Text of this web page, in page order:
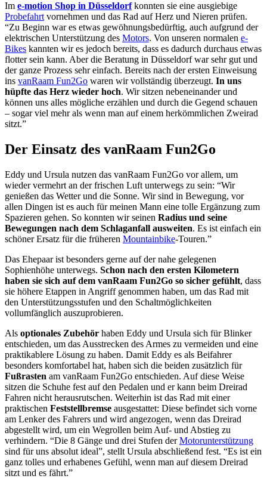
Im e-motion Shop in Düsseldorf konnten sie eine ausgiebige
Probefahrtvornehmen und das Rad auf Herz und Nieren prüfen.
“Zu Beginn war es etwas gewöhnungsbedürftig, auch aufgrund der
elektrischen Unterstützung des Motors. Von unseren normalen e-
Bikes kannten wir es jedoch bereits, dass es dadurch durchaus etwas
flotter sein kann. Aber die Beratung in Düsseldorf war sehr gut und
der ganze Prozess sehr einfach. Bereits nach der ersten Einweisung
ins vanRaam Fun2Go waren wir vollständig überzeugt. In uns
hüpfte das Herz wieder hoch. Wir sitzen nebeneinander und
können uns alles mögliche erzählen und durch die Gegend schauen
– sogar viel mehr als wenn man auf einem herkömmlichen Zweirad
sitzt.”
Der Einsatz des vanRaam Fun2Go
Eddy und Ursula nutzen das vanRaam Fun2Go vor allem, um
wieder vermehrt an der frischen Luft unterwegs zu sein: “Wir
genießen das Wetter und die Sonne. Wir sind in Bewegung, vor
allen Dingen ist es auch für meinen Mann eine tolle Ergänzung zum
Spazieren gehen. So konnten wir seinen Radius und seine
Bewegungen nach dem Schlaganfall ausweiten. Es ist einfach ein
schöner Ersatz für die früheren Mountainbike-Touren.”
Das Ehepaar ist besonders gerne auf der nahe gelegenen
Sophienhöhe unterwegs. Schon nach den ersten Kilometern
haben sie sich auf dem vanRaam Fun2Go so sicher gefühlt, dass
sie höhere Etappen in Angriff genommen haben, um das Rad mit
den Unterstützungsstufen und den Schaltmöglichkeiten
vollumfänglich auszuprobieren.
Als optionales Zubehör haben Eddy und Ursula sich für Blinker
entschieden, um das Ausstrecken des Armes zu vermeiden und eine
praktikablere Lösung zu haben. Damit Eddy es als Beifahrer
besonders komfortabel hat, haben sich die beiden zusätzlich für
Fußrasten am vanRaam Fun2Go entschieden. Auf diese Weise
sitzen die Schuhe fest auf den Pedalen und er kann beim Dreirad
Fahren nicht herausrutschen. Weiterhin ist das Rad mit einer
praktischen Feststellbremse ausgestattet: Diese befindet sich vorne
am Lenker des Fahrers und wird angezogen, wenn das Dreirad
abgestellt wird, um ein Wegrollen beim Auf- und Abstieg zu
verhindern. “Die 8 Gänge und drei Stufen derMotorunterstützung
sind für uns absolut ideal”, stellt Ursula abschließend fest. “Es ist ein
ganz tolles und erhabenes Gefühl, wenn man auf diesem Dreirad
sitzt und es fährt.”